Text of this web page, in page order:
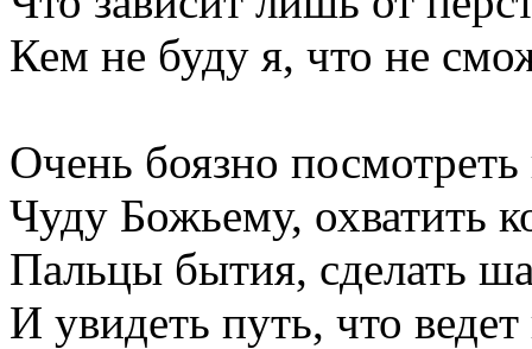
Кем не буду я, что не
Очень боязно
Чуду Божьему, охватить
Пальцы бытия, сделать
И увидеть путь, что